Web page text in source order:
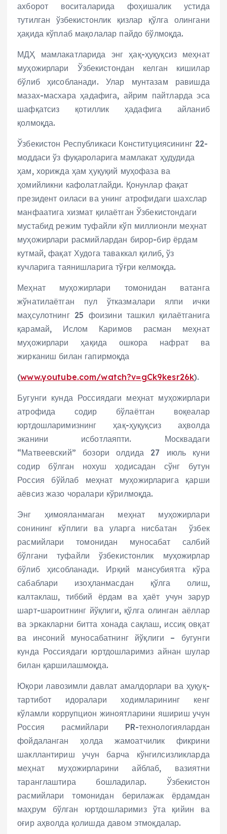
ахборот воситаларида фоҳишалик устида
тутилган ўзбекистонлик қизлар қўлга олингани
ҳақида кўплаб мақолалар пайдо бўлмоқда.
МДҲ мамлакатларида энг ҳақ-ҳуқуқсиз меҳнат
муҳожирлари Ўзбекистондан келган кишилар
бўлиб ҳисобланади. Улар мунтазам равишда
мазах-масхара ҳадафига, айрим пайтларда эса
шафқатсиз қотиллик ҳадафига айланиб
қолмоқда.
Ўзбекистон Республикаси Конституциясининг 22-
моддаси ўз фуқароларига мамлакат ҳудудида
ҳам, хорижда ҳам ҳуқуқий муҳофаза ва
ҳомийликни кафолатлайди. Қонунлар фақат
президент оиласи ва унинг атрофидаги шахслар
манфаатига хизмат қилаётган Ўзбекистондаги
мустабид режим туфайли кўп миллионли меҳнат
муҳожирлари расмийлардан бирор-бир ёрдам
кутмай, фақат Худога таваккал қилиб, ўз
кучларига таянишларига тўғри келмоқда.
Меҳнат муҳожирлари томонидан ватанга
жўнатилаётган пул ўтказмалари ялпи ички
маҳсулотнинг 25 фоизини ташкил қилаётганига
қарамай, Ислом Каримов расман меҳнат
муҳожирлари ҳақида ошкора нафрат ва
жирканиш билан гапирмоқда
(www.youtube.com/watch?v=gCk9kesr26k).
Бугунги кунда Россиядаги меҳнат муҳожирлари
атрофида содир бўлаётган воқеалар
юртдошларимизнинг ҳақ-ҳуқуқсиз аҳволда
эканини исботлаяпти. Москвадаги
“Матвеевский” бозори олдида 27 июль куни
содир бўлган нохуш ҳодисадан сўнг бутун
Россия бўйлаб меҳнат муҳожирларига қарши
аёвсиз жазо чоралари кўрилмоқда.
Энг ҳимояланмаган меҳнат муҳожирлари
сонининг кўплиги ва уларга нисбатан ўзбек
расмийлари томонидан муносабат салбий
бўлгани туфайли ўзбекистонлик муҳожирлар
бўлиб ҳисобланади. Ирқий мансубиятга кўра
сабаблари изоҳланмасдан қўлга олиш,
калтаклаш, тиббий ёрдам ва ҳаёт учун зарур
шарт-шароитнинг йўқлиги, қўлга олинган аёллар
ва эркакларни битта хонада сақлаш, иссиқ овқат
ва инсоний муносабатнинг йўқлиги – бугунги
кунда Россиядаги юртдошларимиз айнан шулар
билан қаршилашмоқда.
Юқори лавозимли давлат амалдорлари ва ҳуқуқ-
тартибот идоралари ходимларининг кенг
кўламли коррупцион жиноятларини яшириш учун
Россия расмийлари PR-технологиялардан
фойдаланган ҳолда жамоатчилик фикрини
шакллантириш учун барча кўнгилсизликларда
меҳнат муҳожирларини айблаб, вазиятни
таранглаштира бошладилар. Ўзбекистон
расмийлари томонидан берилажак ёрдамдан
маҳрум бўлган юртдошларимиз ўта қийин ва
оғир аҳволда қолишда давом этмоқдалар.